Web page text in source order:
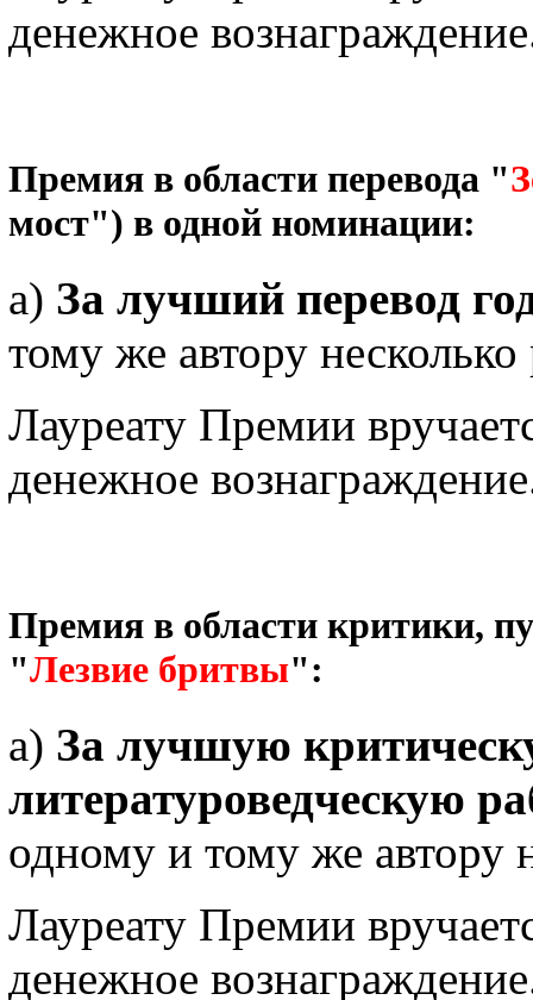
денежное
Премия в области перевода "
мост") в одной номинации:
а) За лучший перевод
тому же автору несколько
Лауреату Премии
денежное
Премия в области критики,
"Лезвие бритвы":
а) За лучшую
литературоведческую
одному и тому же автору
Лауреату Премии
денежное